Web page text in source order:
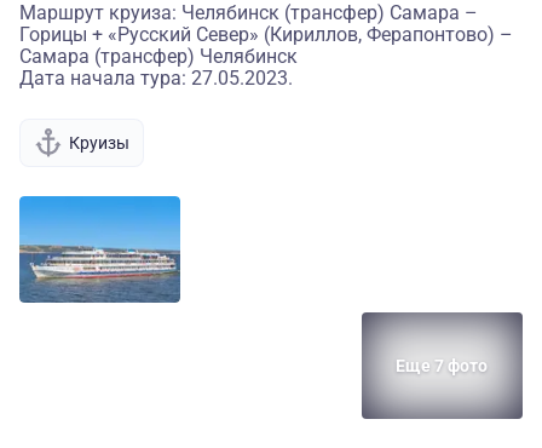
Маршрут круиза: Челябинск (трансфер) Самара –
Горицы + «Русский Север» (Кириллов, Ферапонтово) –
Самара (трансфер) Челябинск
Дата начала тура: 27.05.2023.
Круизы
Еще 7 фото